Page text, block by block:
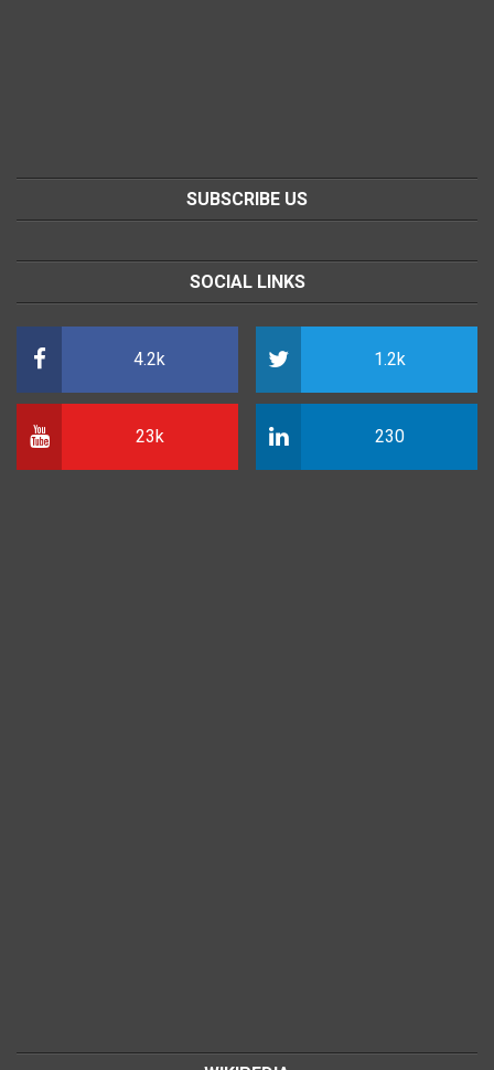
SUBSCRIBE US
SOCIAL LINKS
4.2k 1.2k
23k 230